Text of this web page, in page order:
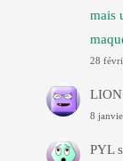
mais
28
LION
8
PYL